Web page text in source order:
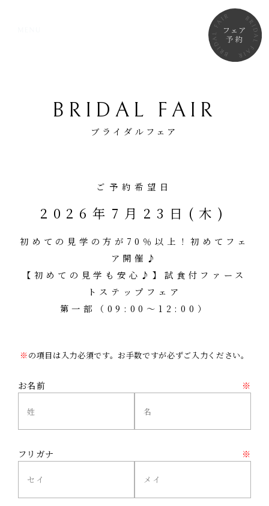
BRIDAL FAIR
ブライダルフェア
ご予約希望日
2026年7月23日(木)
初めての見学の方が70％以上！初めてフェ
ア開催♪
【初めての見学も安心♪】試食付ファース
トステップフェア
第一部（09:00～12:00）
※の項目は入力必須です。お手数ですが必ずご入力ください。
お名前 ※
フリガナ ※